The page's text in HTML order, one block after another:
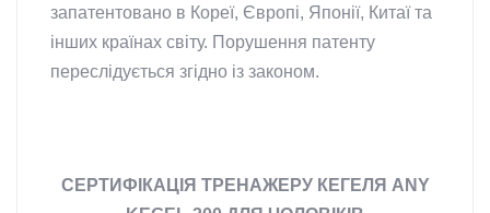
запатентовано в Кореї, Європі, Японії, Китаї та
інших країнах світу. Порушення патенту
переслідується згідно із законом.
СЕРТИФІКАЦІЯ ТРЕНАЖЕРУ КЕГЕЛЯ ANY